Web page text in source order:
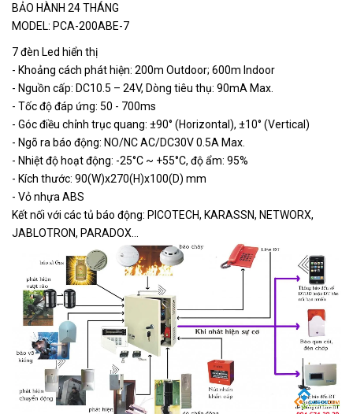
PCA-
200ABE-
PCA-
610ABS-
60
ĐẦU PHOTO BEAM 2 TIA
KHÔNG DÂY, NĂNG LƯỢNG MẶT
PCA-
ABT100-
7LED
ĐẦU PHOTO BEAM 2 TIA -7LED
PCA-
ABT100-
3LED
ĐẦU PHOTO BEAM 2 TIA -3LED
BẢO HÀNH 24 THÁNG
MODEL: PCA-200ABE-7
7 đèn Led hiển thị
- Khoảng cách phát hiện: 200m Outdoor; 600m Indoor
- Nguồn cấp: DC10.5 – 24V, Dòng tiêu thụ: 90mA Max.
- Tốc độ đáp ứng: 50 - 700ms
- Góc điều chỉnh trục quang: ±90° (Horizontal), ±10° (Vertical)
- Ngõ ra báo động: NO/NC AC/DC30V 0.5A Max.
- Nhiệt độ hoạt động: -25°C ~ +55°C, độ ẩm: 95%
- Kích thước: 90(W)x270(H)x100(D) mm
- Vỏ nhựa ABS
Kết nối với các tủ báo động: PICOTECH, KARASSN, NETWORX,
JABLOTRON, PARADOX...